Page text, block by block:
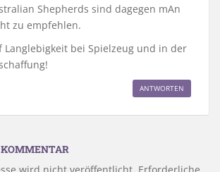
Shepherds sind dagegen mAn
zu empfehlen.
Langlebigkeit bei Spielzeug und in der
ANTWORTEN